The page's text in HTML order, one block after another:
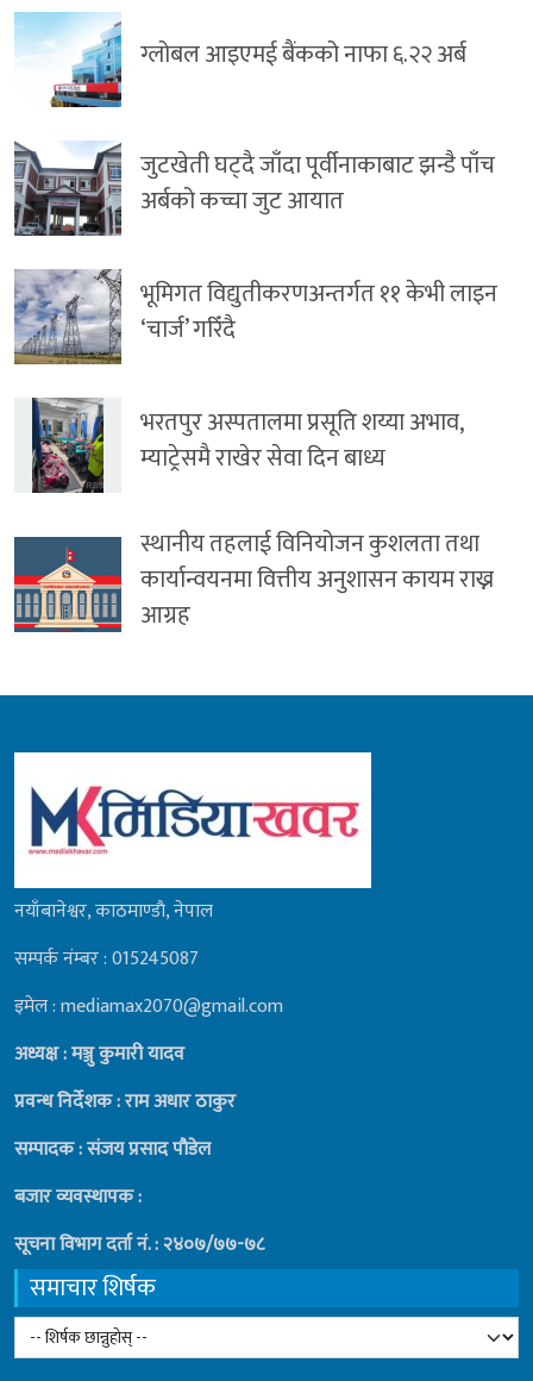
ग्लोबल आइएमई बैंकको नाफा ६.२२ अर्ब
जुटखेती घट्दै जाँदा पूर्वीनाकाबाट झन्डै पाँच
अर्बको कच्चा जुट आयात
भूमिगत विद्युतीकरणअन्तर्गत ११ केभी लाइन
‘चार्ज’ गरिँदै
भरतपुर अस्पतालमा प्रसूति शय्या अभाव,
म्याट्रेसमै राखेर सेवा दिन बाध्य
स्थानीय तहलाई विनियोजन कुशलता तथा
कार्यान्वयनमा वित्तीय अनुशासन कायम राख्न
आग्रह
नयाँबानेश्वर, काठमाण्डाै, नेपाल
सम्पर्क नंम्बर : 015245087
इमेल : mediamax2070@gmail.com
अध्यक्ष : मञ्जु कुमारी यादव
प्रवन्ध निर्देशक : राम अधार ठाकुर
सम्पादक : संजय प्रसाद पाैडेल
बजार व्यवस्थापक :
सूचना विभाग दर्ता नं. : २४०७/७७-७८
समाचार शिर्षक